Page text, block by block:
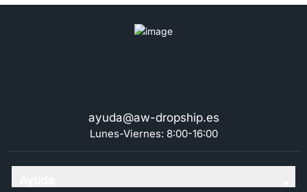
ayuda@aw-dropship.es
Lunes-Viernes: 8:00-16:00